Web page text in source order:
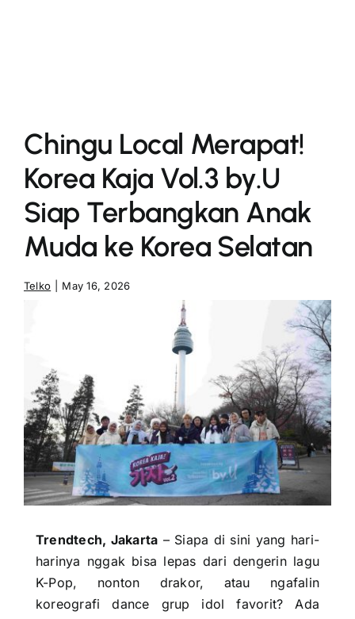
Chingu Local Merapat!
Korea Kaja Vol.3 by.U
Siap Terbangkan Anak
Muda ke Korea Selatan
Telko May 16, 2026
Trendtech, Jakarta – Siapa di sini yang hari-
harinya nggak bisa lepas dari dengerin lagu
K-Pop, nonton drakor, atau ngafalin
koreografi dance grup idol favorit? Ada